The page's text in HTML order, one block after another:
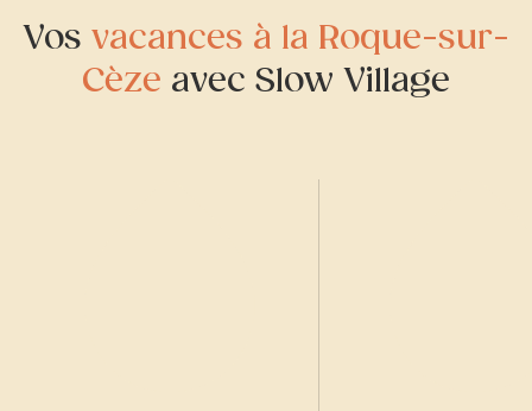
Vos vacances à la Roque-sur-
Cèze avec Slow Village